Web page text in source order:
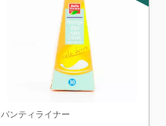
パンティライナー